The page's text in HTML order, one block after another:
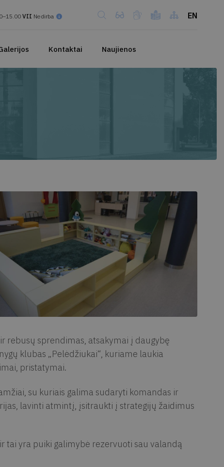
VII Nedirba EN
Kontaktai Naujienos
rebusų sprendimas, atsakymai į daugybę
klubas „Pelėdžiukai“, kuriame laukia
pristatymai.
su kuriais galima sudaryti komandas ir
lavinti atmintį, įsitraukti į strategijų žaidimus
tai yra puiki galimybė rezervuoti sau valandą